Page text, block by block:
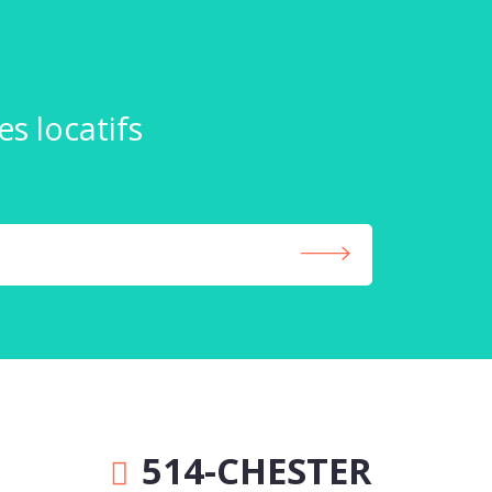
locatifs
514-CHESTER